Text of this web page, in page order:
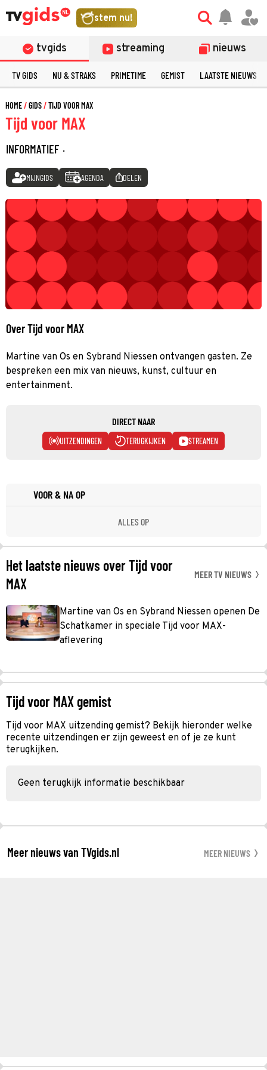
stem nu!
tvgids streaming nieuws
TV GIDS NU & STRAKS PRIMETIME GEMIST LAATSTE NIEUWS
HOME GIDS TIJD VOOR MAX
Tijd voor MAX
INFORMATIEF ·
MIJNGIDS AGENDA DELEN
Over Tijd voor MAX
Martine van Os en Sybrand Niessen ontvangen gasten. Ze
bespreken een mix van nieuws, kunst, cultuur en
entertainment.
DIRECT NAAR
UITZENDINGEN TERUGKIJKEN STREAMEN
VOOR & NA OP
ALLES OP
Het laatste nieuws over Tijd voor
MAX
MEER TV NIEUWS
Martine van Os en Sybrand Niessen openen De
Schatkamer in speciale Tijd voor MAX-
aflevering
Tijd voor MAX gemist
Tijd voor MAX uitzending gemist? Bekijk hieronder welke
recente uitzendingen er zijn geweest en of je ze kunt
terugkijken.
Geen terugkijk informatie beschikbaar
Meer nieuws van TVgids.nl MEER NIEUWS